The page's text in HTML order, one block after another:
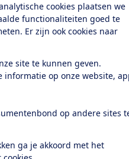
cookies plaatsen we
functionaliteiten goed te
Er zijn ook cookies naar
site te kunnen geven.
informatie op onze website,
op andere sites
ga je akkoord met het